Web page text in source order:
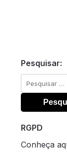
Pesquisar:
Pesquisar
por:
RGPD
Conheça